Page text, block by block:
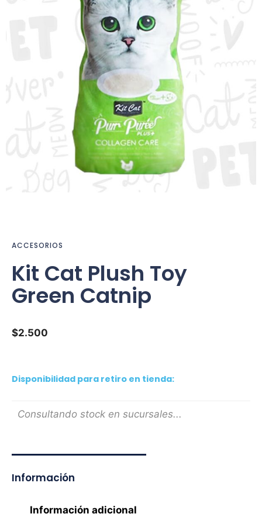
ACCESORIOS
Kit Cat Plush Toy
Green Catnip
$2.500
Disponibilidad para retiro en tienda:
Consultando stock en sucursales...
Información
Información adicional